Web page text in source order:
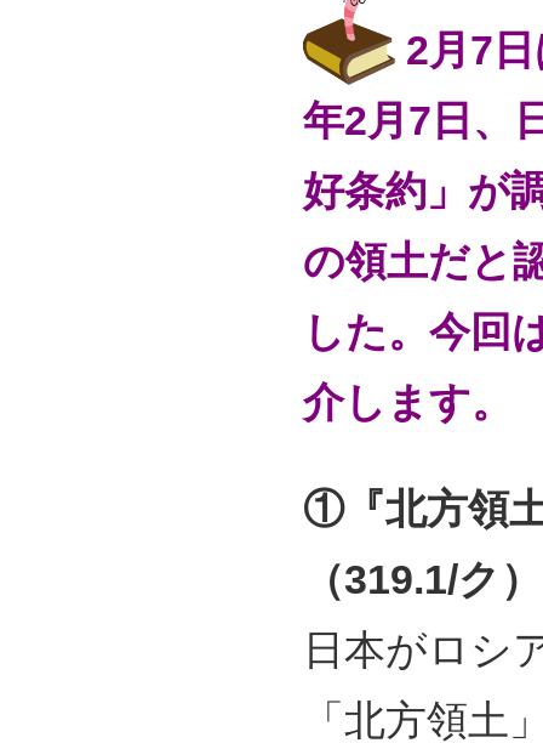
2月7
年2月7日、
好条約」が
の領土だと
した。今回
介します。
①『北方領
（319.1/ク）
日本がロシ
「北方領土